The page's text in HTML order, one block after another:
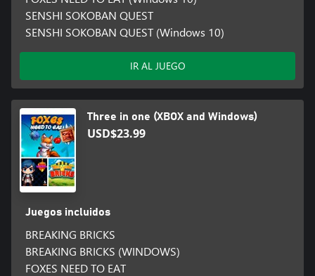
SENSHI SOKOBAN QUEST
SENSHI SOKOBAN QUEST (Windows 10)
IR AL JUEGO
Three in one (XBOX and Windows)
USD$23.99
Juegos incluidos
BREAKING BRICKS
BREAKING BRICKS (WINDOWS)
FOXES NEED TO EAT